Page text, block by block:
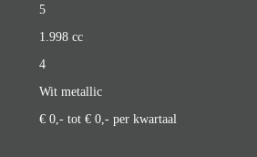
5
1.998 cc
4
Wit metallic
€ 0,- tot € 0,- per kwartaal